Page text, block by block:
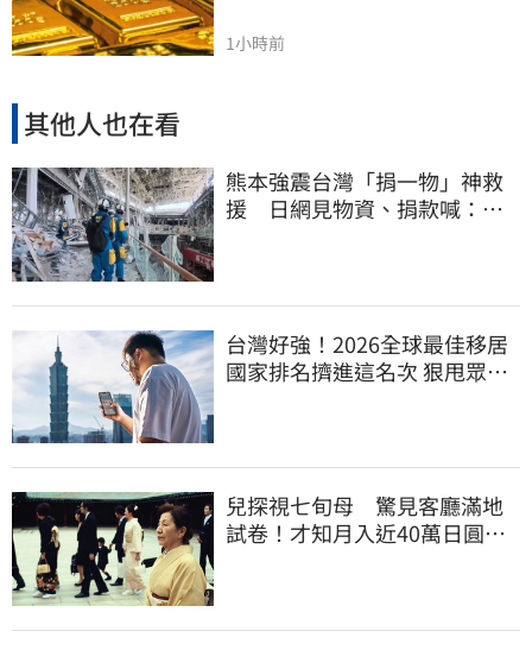
1小時前
其他人也在看
熊本強震台灣「捐一物」神救
援 日網見物資、捐款喊：給
台灣好強！2026全球最佳移居
國家排名擠進這名次 狠甩眾多
兒探視七旬母 驚見客廳滿地
試卷！才知月入近40萬日圓